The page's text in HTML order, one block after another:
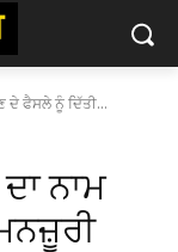
ਦੇ ਫੈਸਲੇ ਨੂੰ ਦਿੱਤੀ...
ਨਾਮ